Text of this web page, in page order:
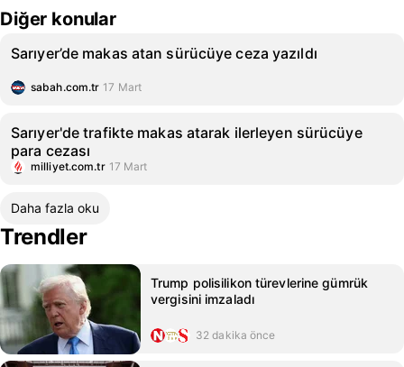
Diğer konular
Sarıyer’de makas atan sürücüye ceza yazıldı
sabah.com.tr 17 Mart
Sarıyer'de trafikte makas atarak ilerleyen sürücüye
para cezası
milliyet.com.tr 17 Mart
Daha fazla oku
Trendler
Trump polisilikon türevlerine gümrük
vergisini imzaladı
32 dakika önce